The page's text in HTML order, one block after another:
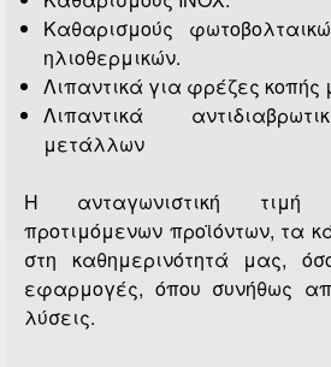
Καθαρισμούς
ηλιοθερμικών.
Λιπαντικά για φρέζες
Λιπαντικά
μετάλλων
Η ανταγωνιστική
προτιμόμενων προϊόντων, τα
στη καθημερινότητά μας,
εφαρμογές, όπου συνήθως
λύσεις.